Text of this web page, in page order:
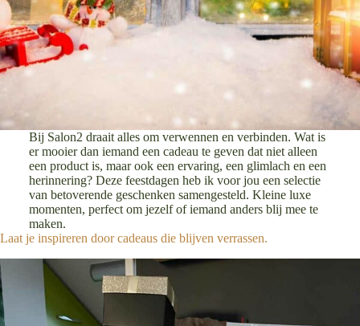
Bij Salon2 draait alles om verwennen en verbinden. Wat is
er mooier dan iemand een cadeau te geven dat niet alleen
een product is, maar ook een ervaring, een glimlach en een
herinnering? Deze feestdagen heb ik voor jou een selectie
van betoverende geschenken samengesteld. Kleine luxe
momenten, perfect om jezelf of iemand anders blij mee te
maken.
Laat je inspireren door cadeaus die blijven verrassen.